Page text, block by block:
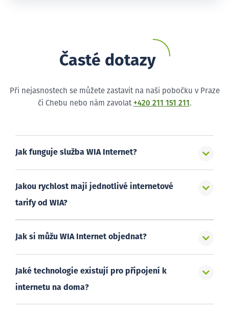
Časté dotazy
Při nejasnostech se můžete zastavit na naši pobočku v Praze
či Chebu nebo nám zavolat +420 211 151 211 .
Jak funguje služba WIA Internet?
Jakou rychlost mají jednotlivé internetové
tarify od WIA?
Jak si můžu WIA Internet objednat?
Jaké technologie existují pro připojení k
internetu na doma?